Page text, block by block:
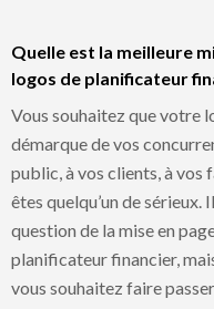
Quelle est la meilleure
logos de planificateur
Vous souhaitez que votre
démarque de vos
public, à vos clients, à vos
êtes quelqu’un de sérieux.
question de la mise en
planificateur financier,
vous souhaitez faire